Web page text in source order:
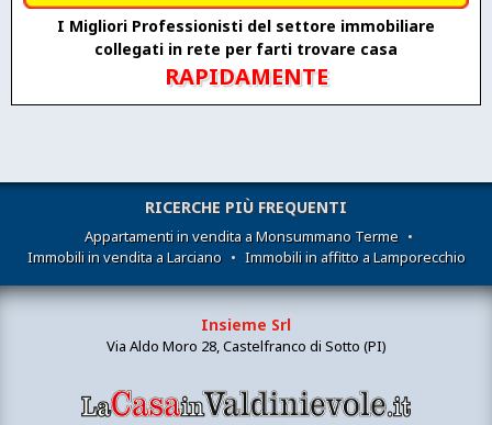
I Migliori Professionisti del settore immobiliare
collegati in rete per farti trovare casa
RAPIDAMENTE
RICERCHE PIÙ FREQUENTI
Appartamenti in vendita a Monsummano Terme •
Immobili in vendita a Larciano • Immobili in affitto a Lamporecchio
Insieme Srl
Via Aldo Moro 28, Castelfranco di Sotto (PI)